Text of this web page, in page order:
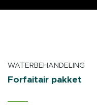
WATERBEHANDELING
Forfaitair pakket